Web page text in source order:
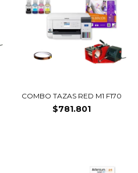
COMBO TAZAS RED M1 F170
$781.801